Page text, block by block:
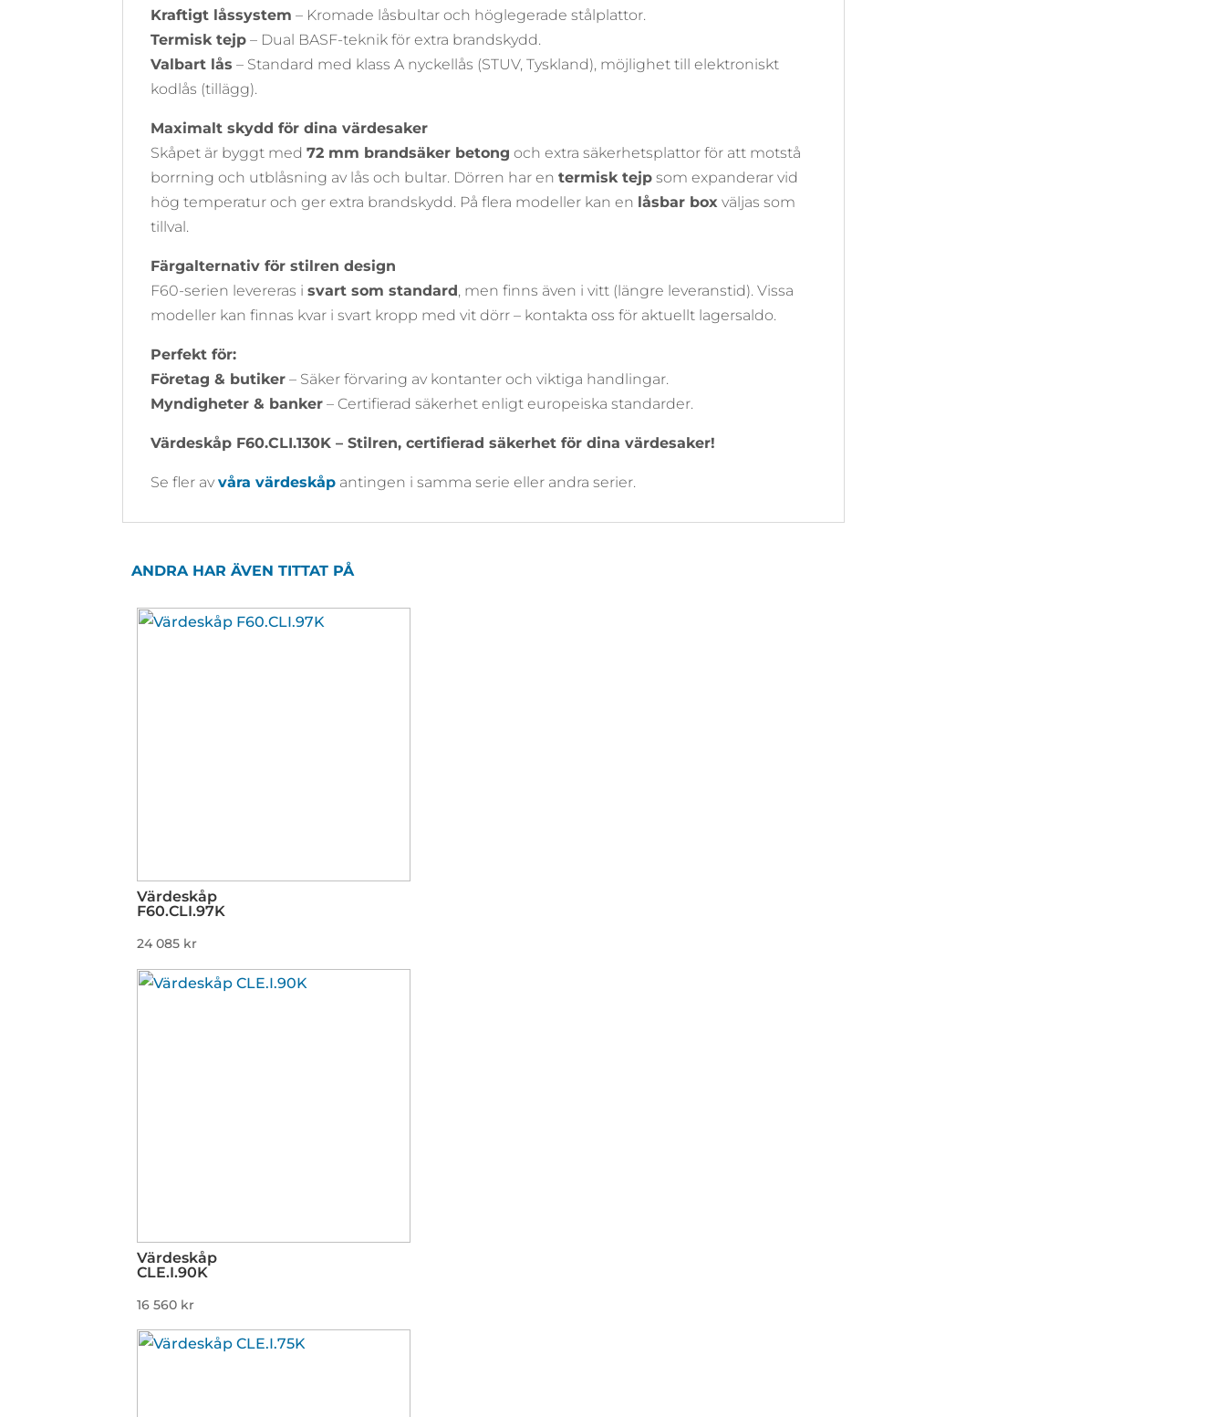
Kraftigt låssystem – Kromade låsbultar och höglegerade stålplattor.
Termisk tejp – Dual BASF-teknik för extra brandskydd.
Valbart lås – Standard med klass A nyckellås (STUV, Tyskland), möjlighet till elektroniskt
kodlås (tillägg).
Maximalt skydd för dina värdesaker
Skåpet är byggt med72 mm brandsäker betong och extra säkerhetsplattor för att motstå
borrning och utblåsning av lås och bultar. Dörren har entermisk tejp som expanderar vid
hög temperatur och ger extra brandskydd. På flera modeller kan en låsbar box väljas som
tillval.
Färgalternativ för stilren design
F60-serien levereras isvart som standard, men finns även i vitt (längre leveranstid). Vissa
modeller kan finnas kvar i svart kropp med vit dörr – kontakta oss för aktuellt lagersaldo.
Perfekt för:
Företag & butiker – Säker förvaring av kontanter och viktiga handlingar.
Myndigheter & banker – Certifierad säkerhet enligt europeiska standarder.
Värdeskåp F60.CLI.130K – Stilren, certifierad säkerhet för dina värdesaker!
Se fler avvåra värdeskåp antingen i samma serie eller andra serier.
ANDRA HAR ÄVEN TITTAT PÅ
Värdeskåp
F60.CLI.97K
24 085 kr
Värdeskåp
CLE.I.90K
16 560 kr